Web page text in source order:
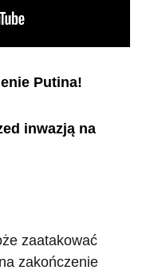
Putina!
inwazją na
zaatakować
zakończenie